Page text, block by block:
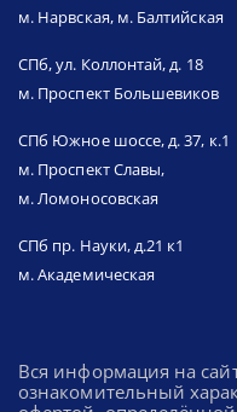
м. Нарвская, м. Балтийская
СПб, ул. Коллонтай, д. 18
м. Проспект Большевиков
СПб Южное шоссе, д. 37, к.1
м. Проспект Славы,
м. Ломоносовская
СПб пр. Науки, д.21 к1
м. Академическая
Вся информация на
ознакомительный